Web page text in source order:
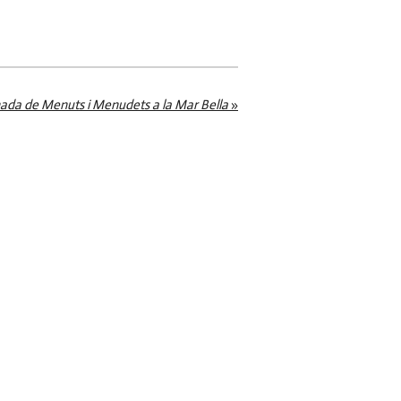
de Menuts i Menudets a la Mar Bella»